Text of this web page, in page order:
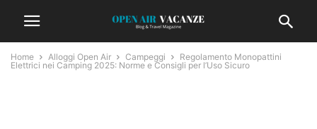
Home Alloggi Open Air Campeggi
Regolamento Monopattini
Elettrici nei Camping 2025: Norme e Consigli per l’Uso Sicuro